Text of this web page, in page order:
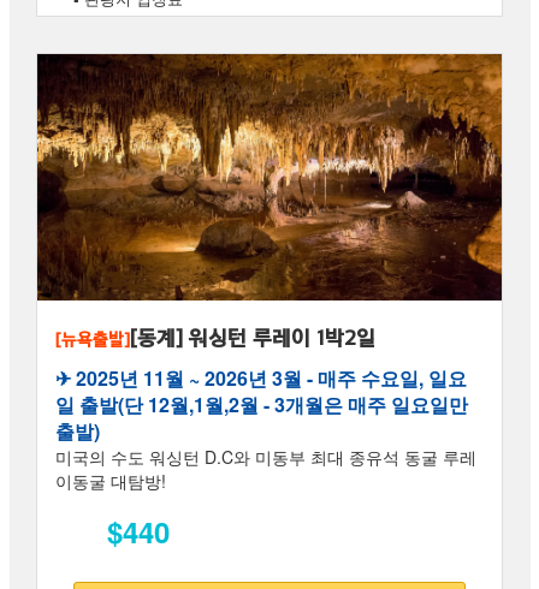
[뉴욕출발][동계] 워싱턴 루레이 1박2일
✈︎ 2025년 11월 ~ 2026년 3월 - 매주 수요일, 일요
일 출발(단 12월,1월,2월 - 3개월은 매주 일요일만
출발)
미국의 수도 워싱턴 D.C와 미동부 최대 종유석 동굴 루레
이동굴 대탐방!
$440